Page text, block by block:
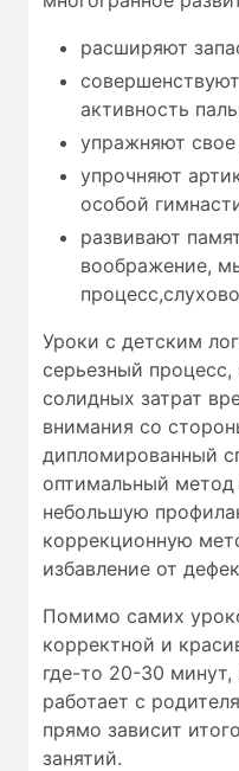
расширяют
активность
упражняют
упрочняют
особой
развивают
воображение,
Уроки с детским
серьезный
солидных затрат
внимания со
дипломированный
оптимальный метод
небольшую
коррекционную
избавление от
Помимо самих
корректной и
где-то 20-30 минут,
работает с
прямо зависит
занятий.